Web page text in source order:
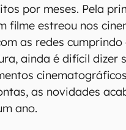
por meses. Pela
filme estreou nos
as redes cumprindo
ainda é difícil dizer
as novidades
ano.